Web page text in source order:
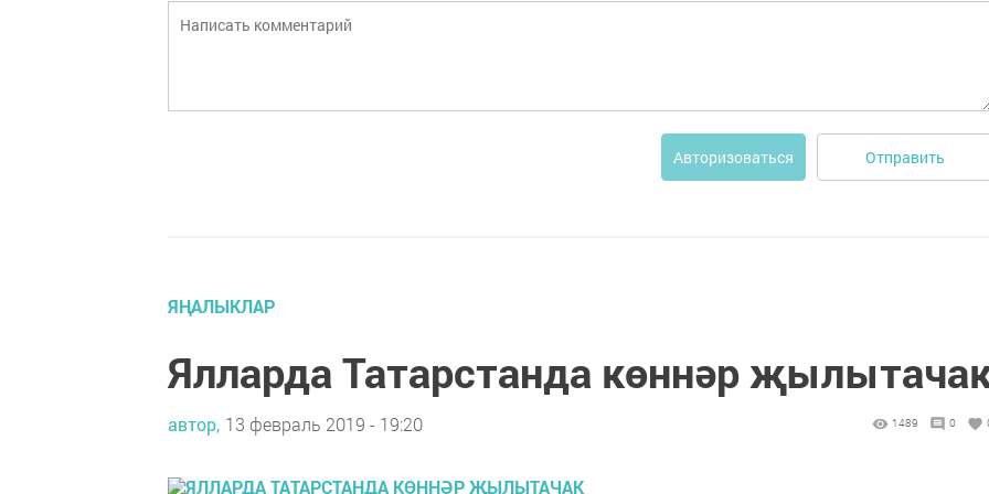
Авторизоваться Отправить
ЯҢАЛЫКЛАР
Ялларда Татарстанда көннәр
автор, 13 февраль 2019 - 19:20 1489 0